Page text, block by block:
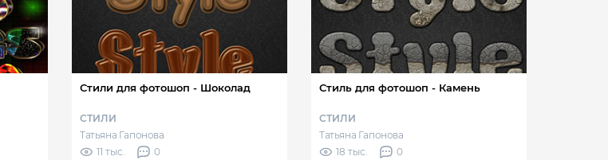
Стили для фотошоп - Шоколад
СТИЛИ
Татьяна Гапонова
11 тыс.
0
Стиль для фотошоп - Камень
СТИЛИ
Татьяна Гапонова
18 тыс.
0